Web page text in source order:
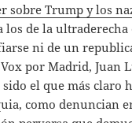
sobre Trump y los
los de la
ni de un
por Madrid, Juan
sido el que más claro
como denuncian